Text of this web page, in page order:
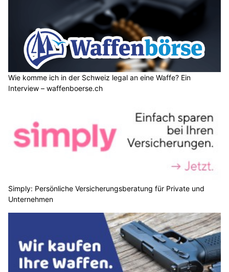
PUBLIREPORTAGEN
Wie komme ich in der Schweiz legal an eine Waffe? Ein
Interview – waffenboerse.ch
Simply: Persönliche Versicherungsberatung für Private und
Unternehmen